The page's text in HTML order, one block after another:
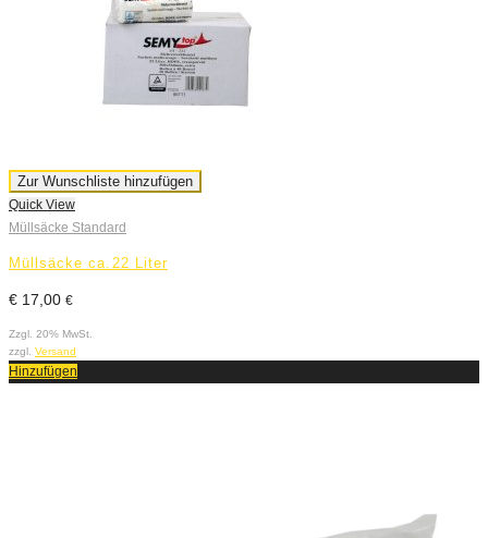
Zur Wunschliste hinzufügen
Quick View
Müllsäcke Standard
Müllsäcke ca.22 Liter
€ 17,00 €
Zzgl. 20% MwSt.
zzgl. Versand
Hinzufügen